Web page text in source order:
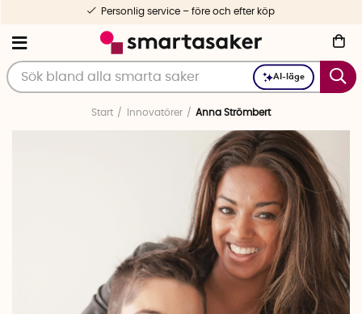
AI-läge
Personlig service – före och efter köp
Start Innovatörer Anna Strömbert